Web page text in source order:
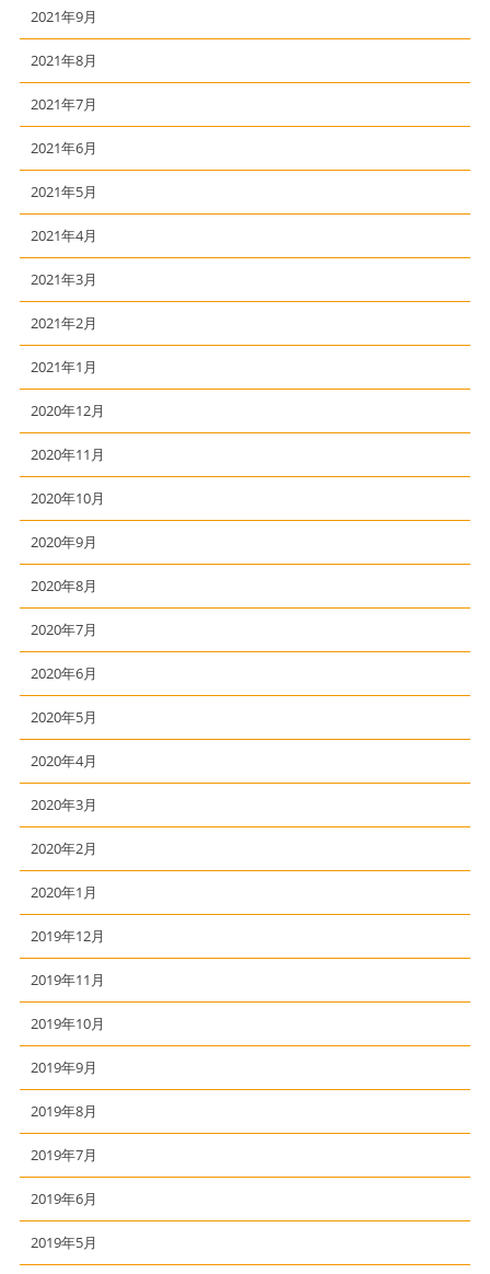
2021年9月
2021年8月
2021年7月
2021年6月
2021年5月
2021年4月
2021年3月
2021年2月
2021年1月
2020年12月
2020年11月
2020年10月
2020年9月
2020年8月
2020年7月
2020年6月
2020年5月
2020年4月
2020年3月
2020年2月
2020年1月
2019年12月
2019年11月
2019年10月
2019年9月
2019年8月
2019年7月
2019年6月
2019年5月